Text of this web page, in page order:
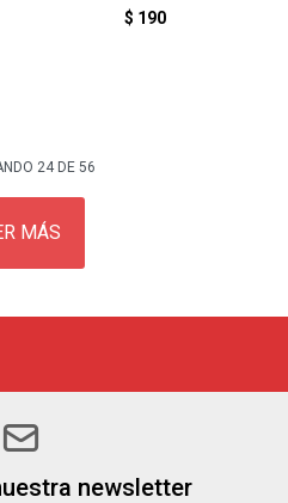
$ 190
24DE 56
MÁS
newsletter